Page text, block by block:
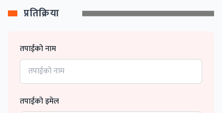
प्रतिक्रिया
तपाईको नाम
तपाईको इमेल